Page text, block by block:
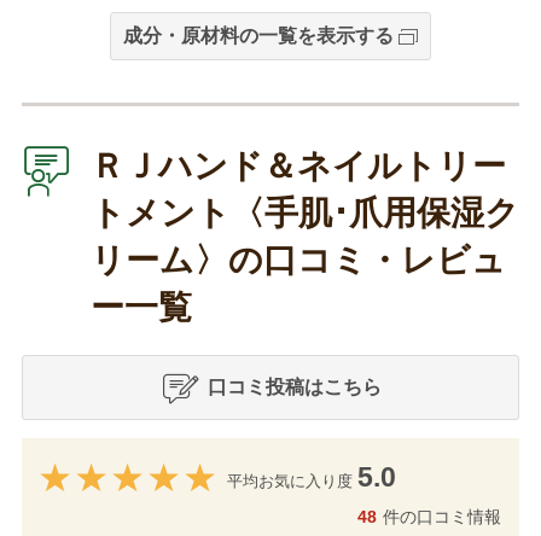
成分・原材料の一覧を表示する
ＲＪハンド＆ネイルトリー
トメント〈手肌･爪用保湿ク
リーム〉の口コミ・レビュ
ー一覧
口コミ投稿はこちら
平均お気に入り度 5.0
48 件の口コミ情報